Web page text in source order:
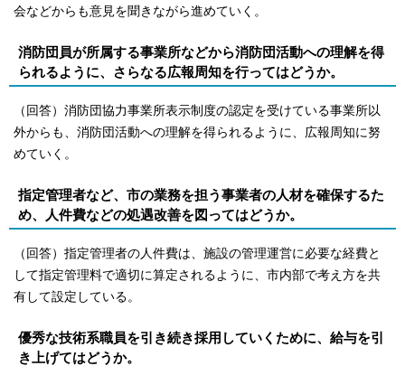
会などからも意見を聞きながら進めていく。
消防団員が所属する事業所などから消防団活動への理解を得
られるように、さらなる広報周知を行ってはどうか。
（回答）消防団協力事業所表示制度の認定を受けている事業所以
外からも、消防団活動への理解を得られるように、広報周知に努
めていく。
指定管理者など、市の業務を担う事業者の人材を確保するた
め、人件費などの処遇改善を図ってはどうか。
（回答）指定管理者の人件費は、施設の管理運営に必要な経費と
して指定管理料で適切に算定されるように、市内部で考え方を共
有して設定している。
優秀な技術系職員を引き続き採用していくために、給与を引
き上げてはどうか。